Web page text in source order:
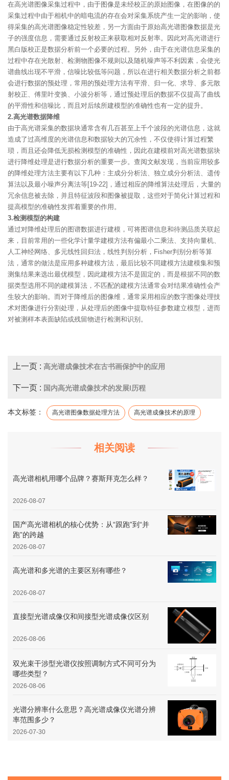
在高光谱图像采集过程中，由于图像是未经校正的原始图像，在图像的的
采集过程中由于相机中的暗电流的存在会对采集系统产生一定的影响，使
得采集的高光谱图像稳定性较差，另一方面由于原始高光谱图像数据是光
子的强度信息，需要通过反射校正来获取相对反射率。因此对高光谱进行
黑白版校正是数据分析前一个必要的过程。另外，由于在光谱信息采集的
过程中存在光散射、检测物图像不规则以及随机噪声等不利因素，会使光
谱曲线出现不平滑，信噪比较低等问题，所以在进行相关数据分析之前都
会进行数据的预处理，常用的预处理方法有平滑、归一化、求导、多元散
射校正、傅里叶变换、小波分析等，通过预处理后的数据不仅提高了曲线
的平滑性和信噪比，而且对后续所建模型的准确性也有一定的提升。
2.高光谱数据降维
由于高光谱采集的数据块通常含有几百甚至上千个波段的光谱信息，这就
造成了过高维度的光谱信息和数据较大的冗余性，不仅使得计算过程繁
琐，而且还会降低无损检测模型的准确性，因此在建模前对高光谱数据块
进行降维处理是进行数据分析的重要一步。查阅文献发现，当前应用较多
的降维处理方法主要有以下几种：主成分分析法、独立成分分析法、遗传
算法以及最小噪声分离法等[19-22]，通过相应的降维算法处理后，大量的
冗余信息被去除，并且特征波段和图像被提取，这些对于简化计算过程和
提高模型的准确性发挥着重要的作用。
3.检测模型的构建
通过对降维处理后的图谱数据进行建模，可将图谱信息和待测品质关联起
来，目前常用的一些化学计量学建模方法有偏最小二乘法、支持向量机、
人工神经网络、多元线性回归法，线性判别分析，Fisher判别分析等算
法，通常的做法是应用多种建模方法，最后比较不同建模方法建模集和预
测集结果来选出最优模型，因此建模方法不是固定的，而是根据不同的数
据类型选用不同的建模算法，不匹配的建模方法通常会对结果准确性会产
生较大的影响。而对于降维后的图像维，通常采用相应的数字图像处理技
术对图像进行分割处理，从处理后的图像中提取特征参数建立模型，进而
对被测样本表面缺陷或残留物进行检测和识别。
上一页 : 高光谱成像技术在古书画保护中的应用
下一页 : 国内高光谱成像技术的发展l历程
本文标签： 高光谱图像数据处理方法 高光谱成像技术的原理
相关阅读
高光谱相机用哪个品牌？赛斯拜克怎么样？
2026-08-07
国产高光谱相机的核心优势：从“跟跑”到“并
跑”的跨越
2026-08-07
高光谱和多光谱的主要区别有哪些？
2026-08-07
直接型光谱成像仪和间接型光谱成像仪区别
2026-08-06
双光束干涉型光谱仪按照调制方式不同可分为
哪些类型？
2026-08-06
光谱分辨率什么意思？高光谱成像仪光谱分辨
率范围多少？
2026-07-30